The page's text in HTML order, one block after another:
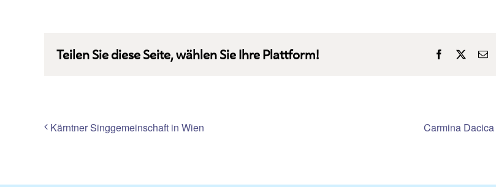
Teilen Sie diese Seite, wählen Sie Ihre Plattform! Facebook
E-
Kärntner Singgemeinschaft in Wien Carmina Dacica